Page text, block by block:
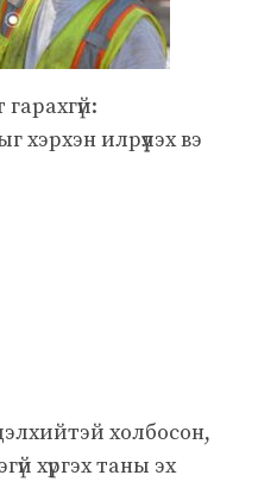
илрүүлэх вэ
холбосон,
хүргэх таны эх